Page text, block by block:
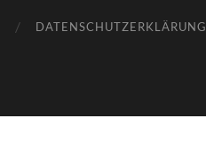
DATENSCHUTZERKLÄRUNG